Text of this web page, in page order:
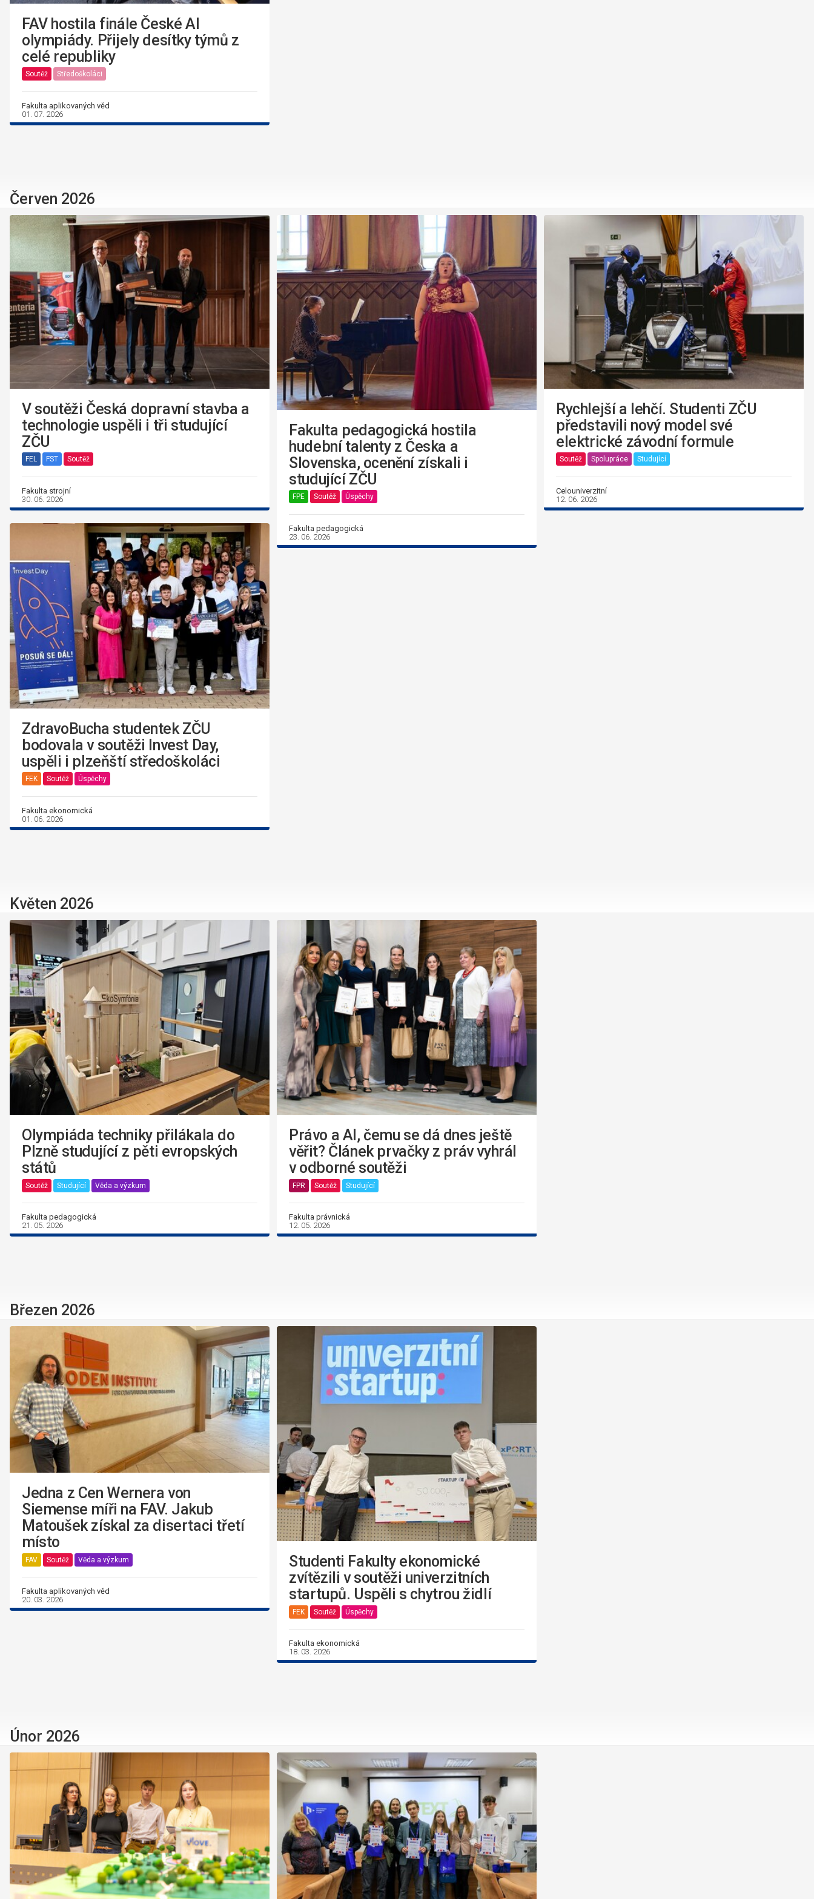
FAV hostila finále České AI
olympiády. Přijely desítky týmů z
celé republiky
Soutěž Středoškoláci
Fakulta aplikovaných věd
01. 07. 2026
Červen 2026
V soutěži Česká dopravní stavba a
technologie uspěli i tři studující
ZČU
FEL FST Soutěž
Fakulta strojní
30. 06. 2026
Fakulta pedagogická hostila
hudební talenty z Česka a
Slovenska, ocenění získali i
studující ZČU
FPE Soutěž Úspěchy
Fakulta pedagogická
23. 06. 2026
Rychlejší a lehčí. Studenti ZČU
představili nový model své
elektrické závodní formule
Soutěž Spolupráce Studující
Celouniverzitní
12. 06. 2026
ZdravoBucha studentek ZČU
bodovala v soutěži Invest Day,
uspěli i plzeňští středoškoláci
FEK Soutěž Úspěchy
Fakulta ekonomická
01. 06. 2026
Květen 2026
Olympiáda techniky přilákala do
Plzně studující z pěti evropských
států
Soutěž Studující Věda a výzkum
Fakulta pedagogická
21. 05. 2026
Právo a AI, čemu se dá dnes ještě
věřit? Článek prvačky z práv vyhrál
v odborné soutěži
FPR Soutěž Studující
Fakulta právnická
12. 05. 2026
Březen 2026
Jedna z Cen Wernera von
Siemense míři na FAV. Jakub
Matoušek získal za disertaci třetí
místo
FAV Soutěž Věda a výzkum
Fakulta aplikovaných věd
20. 03. 2026
Studenti Fakulty ekonomické
zvítězili v soutěži univerzitních
startupů. Uspěli s chytrou židlí
FEK Soutěž Úspěchy
Fakulta ekonomická
18. 03. 2026
Únor 2026